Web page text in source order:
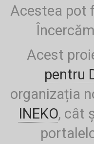
Acestea pot
Acest
pentru
organizația
INEKO, cât